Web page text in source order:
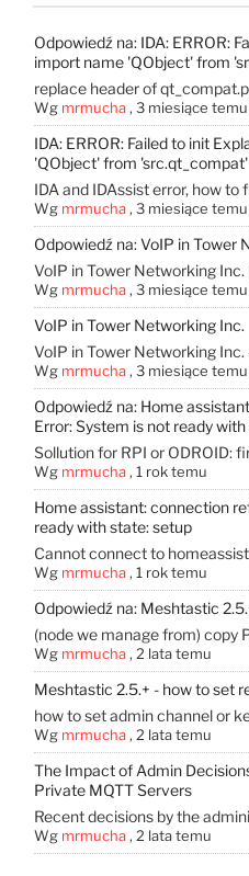
Odpowiedź na: IDA: ERROR:
import name 'QObject' from
replace header of
Wg mrmucha, 3 miesiące temu
IDA: ERROR: Failed to init
'QObject' from 'src.qt_compat'
IDA and IDAssist error, how to
Wg mrmucha, 3 miesiące temu
Odpowiedź na: VoIP in Tower
VoIP in Tower Networking
Wg mrmucha, 3 miesiące temu
VoIP in Tower Networking Inc.
VoIP in Tower Networking
Wg mrmucha, 3 miesiące temu
Odpowiedź na: Home
Error: System is not ready
Sollution for RPI or ODROID:
Wg mrmucha, 1 rok temu
Home assistant: connection
ready with state: setup
Cannot connect to
Wg mrmucha, 1 rok temu
Odpowiedź na: Meshtastic
(node ​​we manage from) copy
Wg mrmucha, 2 lata temu
Meshtastic 2.5.+ - how to set
how to set admin channel or
Wg mrmucha, 2 lata temu
The Impact of Admin
Private MQTT Servers
Recent decisions by the
Wg mrmucha, 2 lata temu